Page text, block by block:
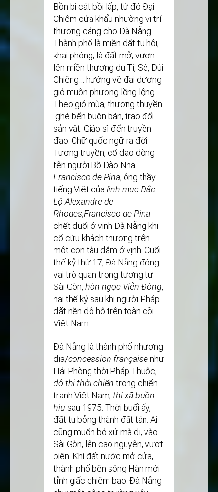
Bồn bị cát bồi lấp, từ đó Đại
Chiêm cửa khẩu nhường vị trí
thương cảng cho Đà Nẵng.
Thành phố là miền đất tụ hội,
khai phóng, là đất mở, vươn
lên miền thượng du Tí, Sé, Dùi
Chiêng… hướng về đại dương
gió muôn phương lồng lộng.
Theo gió mùa, thương thuyền
ghé bến buôn bán, trao đổi
sản vật. Giáo sĩ đến truyền
đạo. Chữ quốc ngữ ra đời.
Tương truyền, cố đạo dòng
tên người Bồ Đào Nha
Francisco de Pina, ông thầy
tiếng Việt của linh mục Đắc
Lộ Alexandre de
Rhodes,Francisco de Pina
chết đuối ở vịnh Đà Nẵng khi
cố cứu khách thương trên
một con tàu đắm ở vịnh. Cuối
thế kỷ thứ 17, Đà Nẵng đóng
vai trò quan trọng tương tự
Sài Gòn, hòn ngọc Viễn Đông,
hai thế kỷ sau khi người Pháp
đặt nền đô hộ trên toàn cõi
Việt Nam.
Đà Nẵng là thành phố nhượng
địa/concession françaisenhư
Hải Phòng thời Pháp Thuộc,
đô thịthời chiến trong chiến
tranh Việt Nam, thị xã buồn
hiu sau 1975. Thời buổi ấy,
đất tụ bỗng thành đất tán. Ai
cũng muốn bỏ xứ mà đi, vào
Sài Gòn, lên cao nguyên, vượt
biên. Khi đất nước mở cửa,
thành phố bên sông Hàn mới
tỉnh giấc chiêm bao. Đà Nẵng